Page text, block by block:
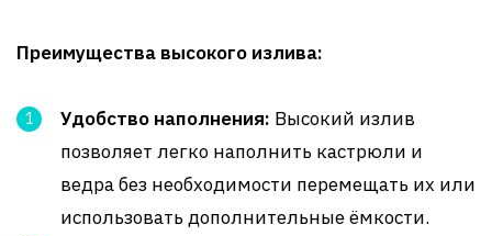
Преимущества высокого излива:
Удобство наполнения: Высокий излив
позволяет легко наполнить кастрюли и
ведра без необходимости перемещать их или
использовать дополнительные ёмкости.